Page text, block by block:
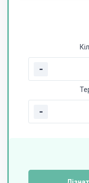
-
-